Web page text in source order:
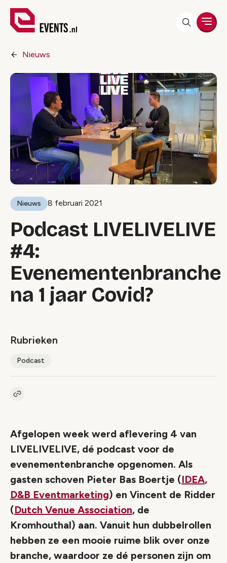
Nieuws
Nieuws 8 februari 2021
Podcast LIVELIVELIVE
#4:
Evenementenbranche
na 1 jaar Covid?
Rubrieken
Podcast
Kopieer link naar artikel
Afgelopen week werd aflevering 4 van
LIVELIVELIVE, dé podcast voor de
evenementenbranche opgenomen. Als
gasten schoven Pieter Bas Boertje (IDEA,
D&B Eventmarketing) en Vincent de Ridder
(Dutch Venue Association, de
Kromhouthal) aan. Vanuit hun dubbelrollen
hebben ze een mooie ruime blik over onze
branche, waardoor ze dé personen zijn om